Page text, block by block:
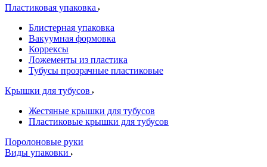
Пластиковая упаковка
Блистерная упаковка
Вакуумная формовка
Коррексы
Ложементы из пластика
Тубусы прозрачные пластиковые
Крышки для тубусов
Жестяные крышки для тубусов
Пластиковые крышки для тубусов
Поролоновые руки
Виды упаковки